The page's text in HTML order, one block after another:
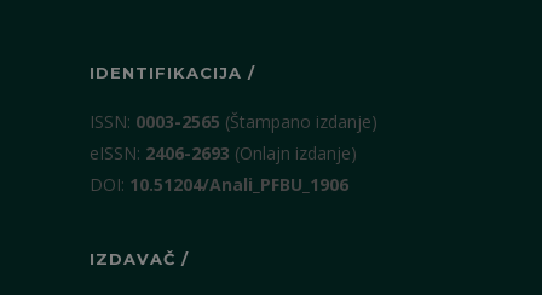
IDENTIFIKACIJA /
ISSN: 0003-2565 (Štampano izdanje)
eISSN: 2406-2693 (Onlajn izdanje)
DOI: 10.51204/Anali_PFBU_1906
IZDAVAČ /